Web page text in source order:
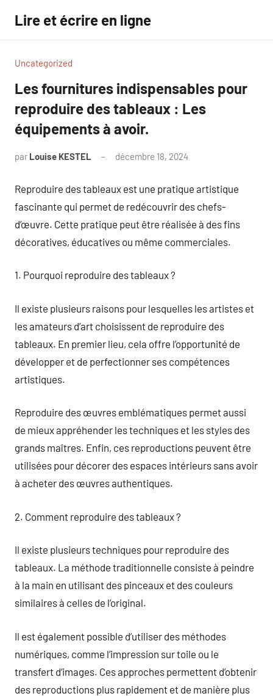
contenu
Lire et écrire en ligne
Uncategorized
Les fournitures indispensables pour
reproduire des tableaux : Les
équipements à avoir.
par Louise KESTEL décembre 18, 2024
Reproduire des tableaux est une pratique artistique
fascinante qui permet de redécouvrir des chefs-
d’œuvre. Cette pratique peut être réalisée à des fins
décoratives, éducatives ou même commerciales.
1. Pourquoi reproduire des tableaux ?
Il existe plusieurs raisons pour lesquelles les artistes et
les amateurs d’art choisissent de reproduire des
tableaux. En premier lieu, cela offre l’opportunité de
développer et de perfectionner ses compétences
artistiques.
Reproduire des œuvres emblématiques permet aussi
de mieux appréhender les techniques et les styles des
grands maîtres. Enfin, ces reproductions peuvent être
utilisées pour décorer des espaces intérieurs sans avoir
à acheter des œuvres authentiques.
2. Comment reproduire des tableaux ?
Il existe plusieurs techniques pour reproduire des
tableaux. La méthode traditionnelle consiste à peindre
à la main en utilisant des pinceaux et des couleurs
similaires à celles de l’original.
Il est également possible d’utiliser des méthodes
numériques, comme l’impression sur toile ou le
transfert d’images. Ces approches permettent d’obtenir
des reproductions plus rapidement et de manière plus